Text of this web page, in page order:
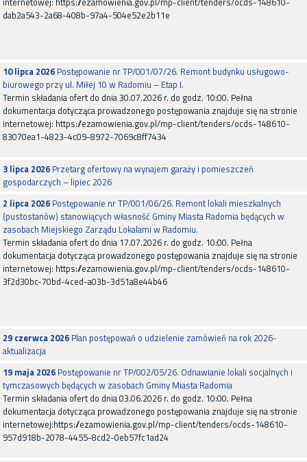
dab2a543-2a68-408b-97a4-504e52e2b11e
10 lipca 2026 Postępowanie nr TP/001/07/26. Remont budynku usługowo-
biurowego przy ul. Miłej 10 w Radomiu – Etap I.
Termin składania ofert do dnia 30.07.2026 r. do godz. 10:00. Pełna
dokumentacja dotycząca prowadzonego postępowania znajduje się na stronie
internetowej: https://ezamowienia.gov.pl/mp-client/tenders/ocds-148610-
83070ea1-4823-4c09-8972-7069c8ff7434
3 lipca 2026 Przetarg ofertowy na wynajem garaży i pomieszczeń
gospodarczych – lipiec 2026
2 lipca 2026 Postępowanie nr TP/001/06/26. Remont lokali mieszkalnych
(pustostanów) stanowiących własność Gminy Miasta Radomia będących w
zasobach Miejskiego Zarządu Lokalami w Radomiu.
Termin składania ofert do dnia 17.07.2026 r. do godz. 10:00. Pełna
dokumentacja dotycząca prowadzonego postępowania znajduje się na stronie
internetowej: https://ezamowienia.gov.pl/mp-client/tenders/ocds-148610-
3f2d30bc-70bd-4ced-a03b-3d51a8e44b46
29 czerwca 2026 Plan postępowań o udzielenie zamówień na rok 2026-
aktualizacja
19 maja 2026 Postępowanie nr TP/002/05/26. Odnawianie lokali socjalnych i
tymczasowych będących w zasobach Gminy Miasta Radomia
Termin składania ofert do dnia 03.06.2026 r. do godz. 10:00. Pełna
dokumentacja dotycząca prowadzonego postępowania znajduje się na stronie
internetowej:https://ezamowienia.gov.pl/mp-client/tenders/ocds-148610-
957d918b-2078-4455-8cd2-0eb57fc1ad24